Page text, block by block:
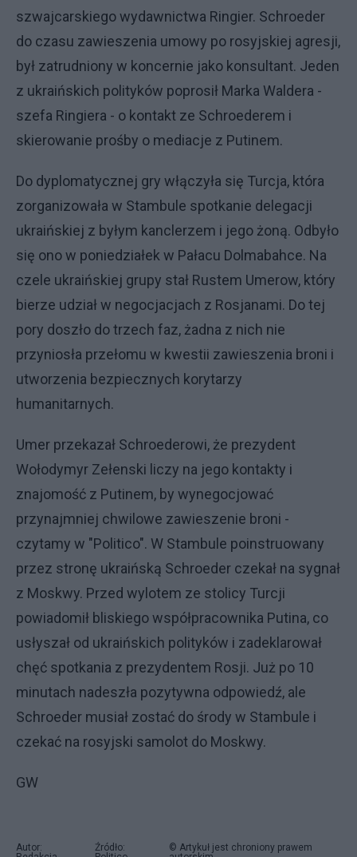
szwajcarskiego wydawnictwa Ringier. Schroeder
do czasu zawieszenia umowy po rosyjskiej agresji,
był zatrudniony w koncernie jako konsultant. Jeden
z ukraińskich polityków poprosił Marka Waldera -
szefa Ringiera - o kontakt ze Schroederem i
skierowanie prośby o mediacje z Putinem.
Do dyplomatycznej gry włączyła się Turcja, która
zorganizowała w Stambule spotkanie delegacji
ukraińskiej z byłym kanclerzem i jego żoną. Odbyło
się ono w poniedziałek w Pałacu Dolmabahce. Na
czele ukraińskiej grupy stał Rustem Umerow, który
bierze udział w negocjacjach z Rosjanami. Do tej
pory doszło do trzech faz, żadna z nich nie
przyniosła przełomu w kwestii zawieszenia broni i
utworzenia bezpiecznych korytarzy
humanitarnych.
Umer przekazał Schroederowi, że prezydent
Wołodymyr Zełenski liczy na jego kontakty i
znajomość z Putinem, by wynegocjować
przynajmniej chwilowe zawieszenie broni -
czytamy w "Politico". W Stambule poinstruowany
przez stronę ukraińską Schroeder czekał na sygnał
z Moskwy. Przed wylotem ze stolicy Turcji
powiadomił bliskiego współpracownika Putina, co
usłyszał od ukraińskich polityków i zadeklarował
chęć spotkania z prezydentem Rosji. Już po 10
minutach nadeszła pozytywna odpowiedź, ale
Schroeder musiał zostać do środy w Stambule i
czekać na rosyjski samolot do Moskwy.
GW
Autor:
Źródło:
© Artykuł jest chroniony prawem